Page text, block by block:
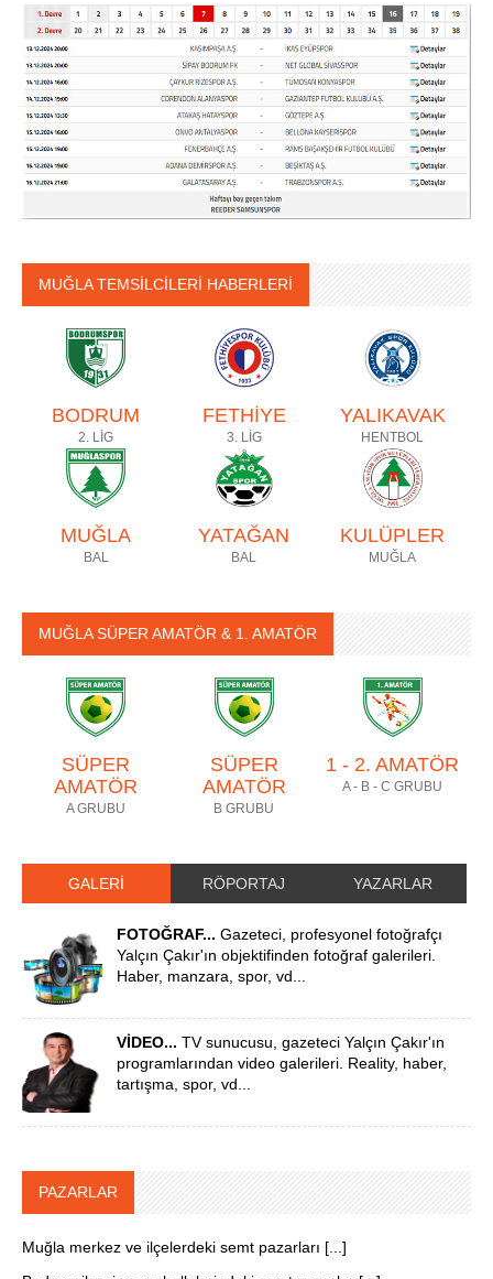
MUĞLA TEMSİLCİLERİ HABERLERİ
BODRUM
2. LİG
FETHİYE
3. LİG
YALIKAVAK
HENTBOL
MUĞLA
BAL
YATAĞAN
BAL
KULÜPLER
MUĞLA
MUĞLA SÜPER AMATÖR & 1. AMATÖR
SÜPER
AMATÖR
A GRUBU
SÜPER
AMATÖR
B GRUBU
1 - 2. AMATÖR
A - B - C GRUBU
GALERİ RÖPORTAJ YAZARLAR
FOTOĞRAF... Gazeteci, profesyonel fotoğrafçı
Yalçın Çakır'ın objektifinden fotoğraf galerileri.
Haber, manzara, spor, vd...
VİDEO... TV sunucusu, gazeteci Yalçın Çakır'ın
programlarından video galerileri. Reality, haber,
tartışma, spor, vd...
PAZARLAR
Muğla merkez ve ilçelerdeki semt pazarları [...]